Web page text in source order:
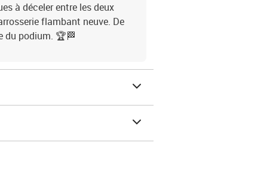
à déceler entre les deux
flambant neuve. De
du podium. 🏆🏁